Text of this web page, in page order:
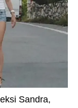
Sandra,